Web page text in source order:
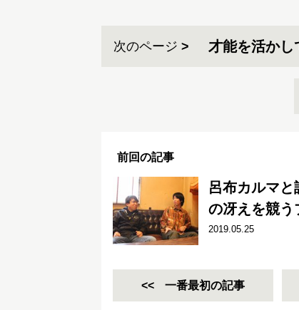
次のページ 才能を活かし
前回の記事
呂布カルマ
の冴えを競う
2019.05.25
一番最初の記事